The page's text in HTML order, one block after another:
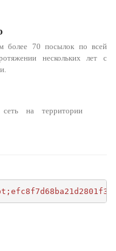
более 70 посылок по всей
нескольких лет с
на территории